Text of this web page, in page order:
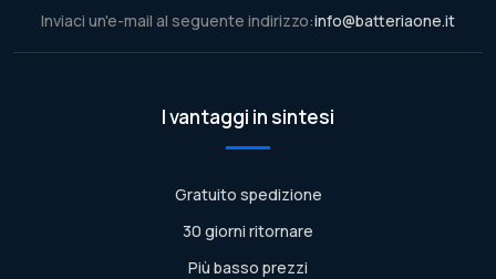
Inviaci un'e-mail al seguente indirizzo:info@batteriaone.it
I vantaggi in sintesi
Gratuito spedizione
30 giorni ritornare
Più basso prezzi